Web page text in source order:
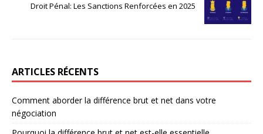
Droit Pénal: Les Sanctions Renforcées en 2025
ARTICLES RÉCENTS
Comment aborder la différence brut et net dans votre
négociation